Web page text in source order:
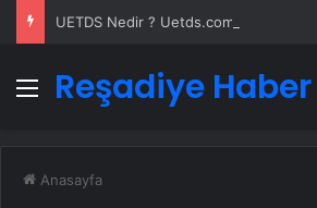
Menü
Reşadiye Haber
Anasayfa